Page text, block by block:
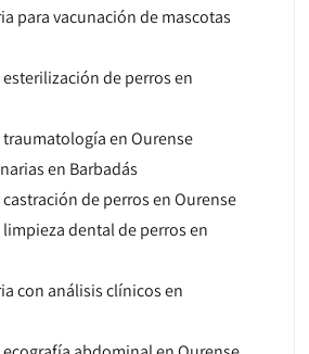
para vacunación de mascotas
de perros en
en Ourense
en Barbadás
de perros en Ourense
dental de perros en
con análisis clínicos en